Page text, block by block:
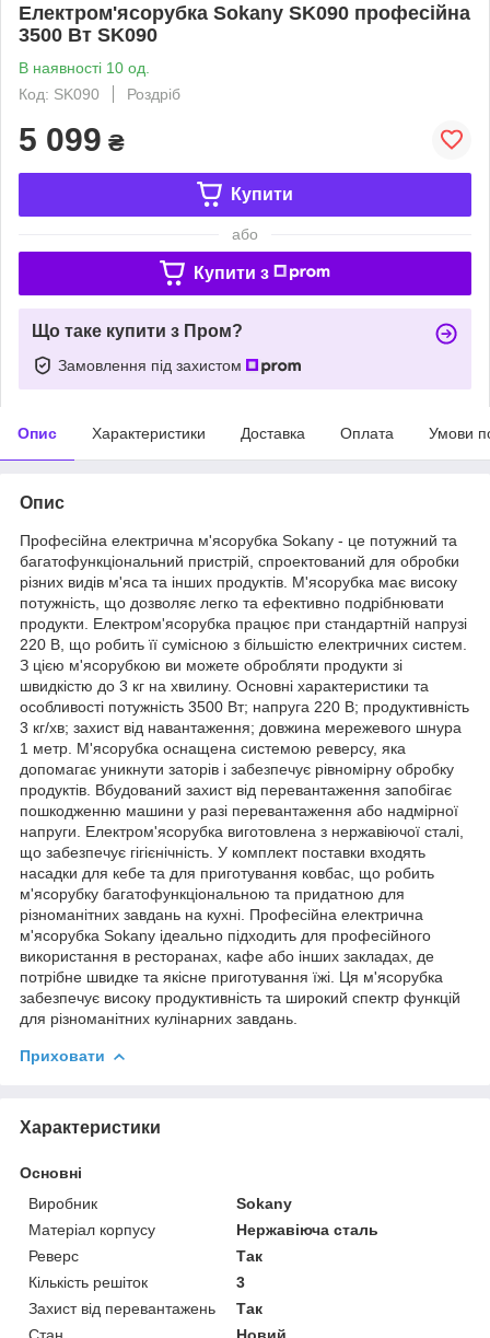
Електром'ясорубка Sokany SK090 професійна
3500 Вт SK090
В наявності 10 од.
Код: SK090
Роздріб
5 099 ₴
Купити
або
Купити з
Що таке купити з Пром?
Замовлення під захистом
Опис Характеристики Доставка Оплата Умови
Опис
Професійна електрична м'ясорубка Sokany - це потужний та
багатофункціональний пристрій, спроектований для обробки
різних видів м'яса та інших продуктів. М'ясорубка має високу
потужність, що дозволяє легко та ефективно подрібнювати
продукти. Електром'ясорубка працює при стандартній напрузі
220 В, що робить її сумісною з більшістю електричних систем.
З цією м'ясорубкою ви можете обробляти продукти зі
швидкістю до 3 кг на хвилину. Основні характеристики та
особливості потужність 3500 Вт; напруга 220 В; продуктивність
3 кг/хв; захист від навантаження; довжина мережевого шнура
1 метр. М'ясорубка оснащена системою реверсу, яка
допомагає уникнути заторів і забезпечує рівномірну обробку
продуктів. Вбудований захист від перевантаження запобігає
пошкодженню машини у разі перевантаження або надмірної
напруги. Електром'ясорубка виготовлена ​​з нержавіючої сталі,
що забезпечує гігієнічність. У комплект поставки входять
насадки для кебе та для приготування ковбас, що робить
м'ясорубку багатофункціональною та придатною для
різноманітних завдань на кухні. Професійна електрична
м'ясорубка Sokany ідеально підходить для професійного
використання в ресторанах, кафе або інших закладах, де
потрібне швидке та якісне приготування їжі. Ця м'ясорубка
забезпечує високу продуктивність та широкий спектр функцій
для різноманітних кулінарних завдань.
Приховати
Характеристики
Основні
Виробник
Sokany
Матеріал корпусу
Нержавіюча сталь
Реверс
Так
Кількість решіток
3
Захист від перевантажень
Так
Стан
Новий